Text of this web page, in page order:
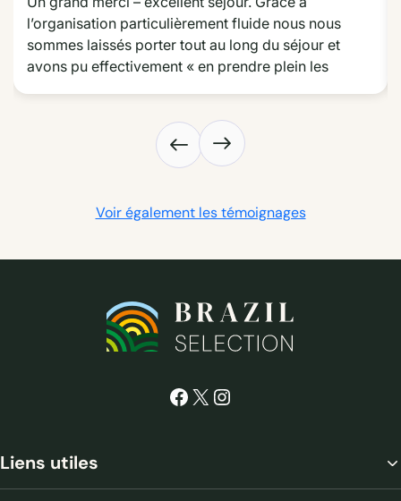
l’organisation particulièrement fluide nous nous
sommes laissés porter tout au long du séjour et
avons pu effectivement « en prendre plein les
choix d’hôtel très différents les uns des autres mais
dont le choix était toujours très pertinent, l’excursion
sur le delta et les jonctions et trajets très efficaces.
demandes particulières.
Voir également les témoignages
Facebook
X Instagram
Liens utiles